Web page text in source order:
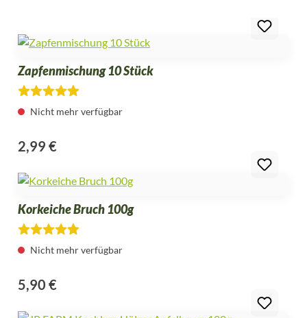
Durchschnittliche Bewertung von 4.6 von 5 Sternen
Nicht mehr verfügbar
Zapfenmischung 10 Stück
Regulärer Preis:
2,99 €
Durchschnittliche Bewertung von 4.8 von 5 Sternen
Nicht mehr verfügbar
Korkeiche Bruch 100g
Regulärer Preis:
5,90 €